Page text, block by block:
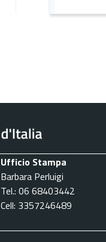
Ufficio Stampa
Barbara Perluigi
Tel.: 06 68403442
Cell: 3357246489